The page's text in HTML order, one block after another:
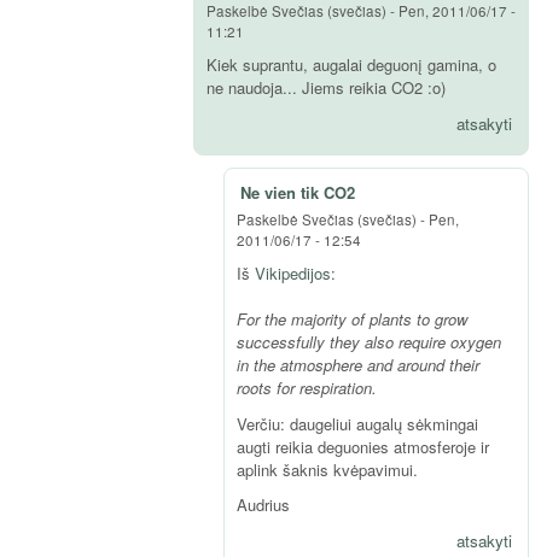
Paskelbė Svečias (svečias) - Pen, 2011/06/17 -
11:21
Kiek suprantu, augalai deguonį gamina, o
ne naudoja... Jiems reikia CO2 :o)
atsakyti
Ne vien tik CO2
Paskelbė Svečias (svečias) - Pen,
2011/06/17 - 12:54
Iš Vikipedijos:
For the majority of plants to grow
successfully they also require oxygen
in the atmosphere and around their
roots for respiration.
Verčiu: daugeliui augalų sėkmingai
augti reikia deguonies atmosferoje ir
aplink šaknis kvėpavimui.
Audrius
atsakyti